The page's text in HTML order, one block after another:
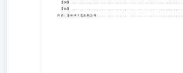
来的最快增速，通胀压力持续抑制市
地缘政治：以色列对黎巴嫩发动军事